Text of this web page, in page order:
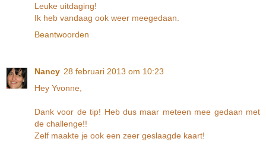
Leuke uitdaging!
Ik heb vandaag ook weer meegedaan.
Beantwoorden
Nancy 28 februari 2013 om 10:23
Hey Yvonne,
Dank voor de tip! Heb dus maar meteen mee gedaan met
de challenge!!
Zelf maakte je ook een zeer geslaagde kaart!